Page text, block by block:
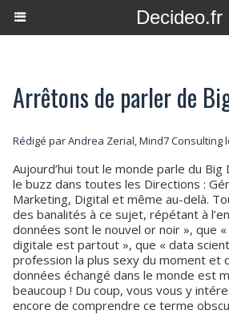
Decideo.fr
Arrêtons de parler de
Rédigé par Andrea Zerial, Mind7 Consulting
Aujourd’hui tout le monde parle du
le buzz dans toutes les Directions :
Marketing, Digital et même au-delà.
des banalités à ce sujet, répétant à
données sont le nouvel or noir », que
digitale est partout », que « data
profession la plus sexy du moment et
données échangé dans le monde est
beaucoup ! Du coup, vous vous y
encore de comprendre ce terme